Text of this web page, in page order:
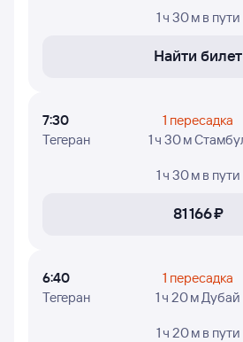
1 ч 30 м в пути
Найти билет
7:30
Тегеран
1 пересадка
1 ч 30 м
1 ч 30 м в пути
81 ⁠166 ⁠₽
6:40
Тегеран
1 пересадка
1 ч 20 м Дубай
1 ч 20 м в пути